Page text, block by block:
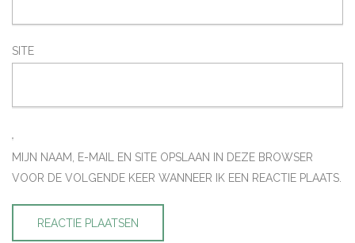
SITE
MIJN NAAM, E-MAIL EN SITE OPSLAAN IN DEZE BROWSER
VOOR DE VOLGENDE KEER WANNEER IK EEN REACTIE PLAATS.